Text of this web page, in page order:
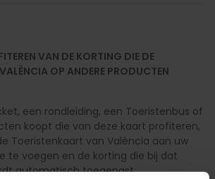
VAN DE KORTING DIE DE
OP ANDERE PRODUCTEN
een rondleiding, een Toeristenbus of
koopt die van deze kaart profiteren,
Toeristenkaart van València aan uw
te voegen en de korting die bij dat
automatisch toegepast.